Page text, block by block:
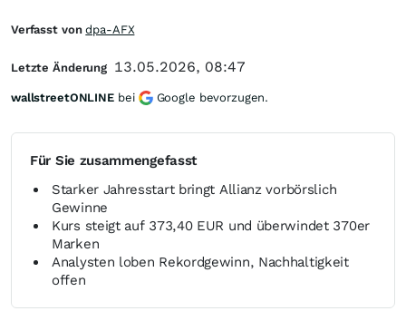
Für Sie zusammengefasst
Starker Jahresstart bringt Allianz vorbörslich
Gewinne
Kurs steigt auf 373,40 EUR und überwindet 370er
Marken
Analysten loben Rekordgewinn, Nachhaltigkeit
offen
Verfasst vondpa-AFX
Letzte Änderung 13.05.2026, 08:47
wallstreetONLINE bei Google bevorzugen.